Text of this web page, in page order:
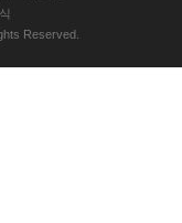
Reserved.